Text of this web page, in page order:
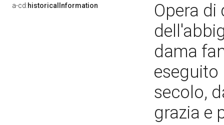
a-cd:historicalInformation
Opera
dama
eseguito
secolo,
grazia e